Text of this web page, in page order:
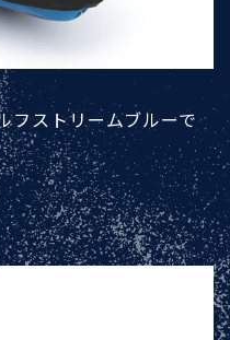
フストリームブルーで